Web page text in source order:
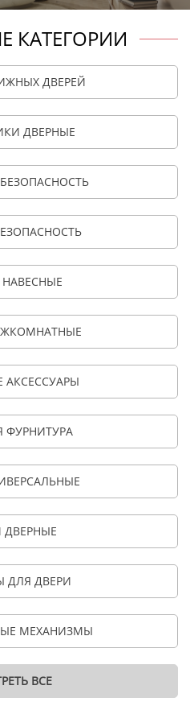
КАТЕГОРИИ
ДВЕРЕЙ
ДВЕРНЫЕ
АКСЕССУАРЫ
ФУРНИТУРА
ДВЕРНЫЕ
ДЛЯ ДВЕРИ
МЕХАНИЗМЫ
ВСЕ